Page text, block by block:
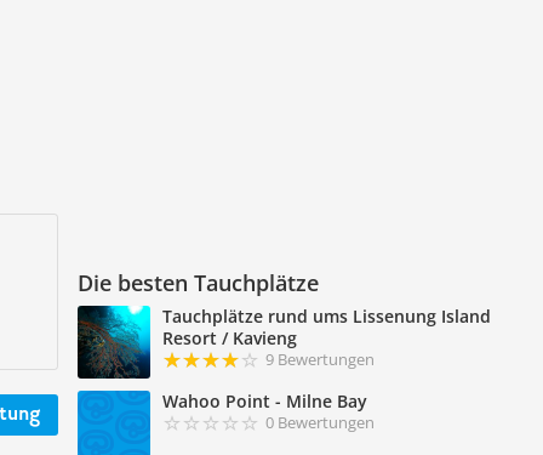
Die besten Tauchplätze
Tauchplätze rund ums Lissenung Island
Resort / Kavieng
9 Bewertungen
Wahoo Point - Milne Bay
0 Bewertungen